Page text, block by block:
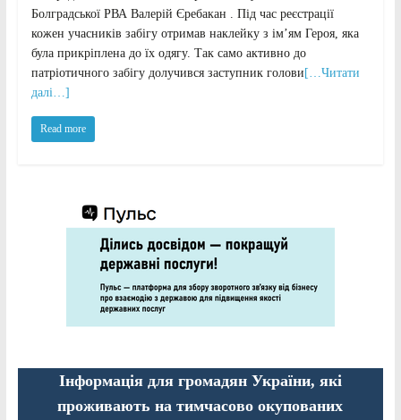
Болградської РВА Валерій Єребакан . Під час реєстрації
кожен учасників забігу отримав наклейку з ім’ям Героя, яка
була прикріплена до їх одягу. Так само активно до
патріотичного забігу долучився заступник голови […Читати
далі…]
Read more
Інформація для громадян України, які
проживають на тимчасово окупованих